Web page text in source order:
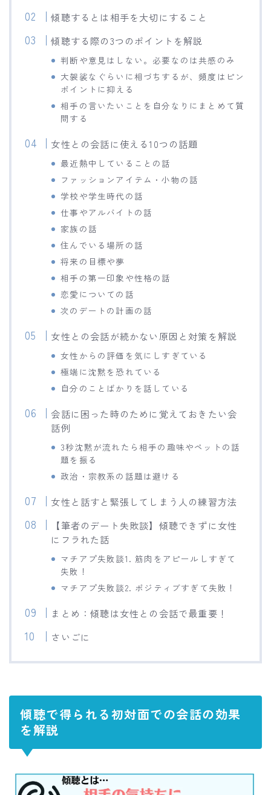
傾聴するとは相手を大切にすること
傾聴する際の3つのポイントを解説
判断や意見はしない。必要なのは共感のみ
大袈裟なぐらいに相づちするが、頻度はピン
ポイントに抑える
相手の言いたいことを自分なりにまとめて質
問する
女性との会話に使える10つの話題
最近熱中していることの話
ファッションアイテム・小物の話
学校や学生時代の話
仕事やアルバイトの話
家族の話
住んでいる場所の話
将来の目標や夢
相手の第一印象や性格の話
恋愛についての話
次のデートの計画の話
女性との会話が続かない原因と対策を解説
女性からの評価を気にしすぎている
極端に沈黙を恐れている
自分のことばかりを話している
会話に困った時のために覚えておきたい会
話例
3秒沈黙が流れたら相手の趣味やペットの話
題を振る
政治・宗教系の話題は避ける
女性と話すと緊張してしまう人の練習方法
【筆者のデート失敗談】傾聴できずに女性
にフラれた話
マチアプ失敗談1. 筋肉をアピールしすぎて
失敗！
マチアプ失敗談2. ポジティブすぎて失敗！
まとめ：傾聴は女性との会話で最重要！
さいごに
傾聴で得られる初対面での会話の効果
を解説